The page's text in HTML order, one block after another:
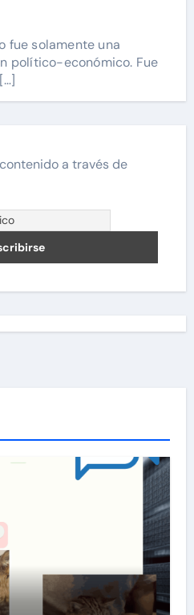
fue solamente una
político-económico. Fue
a través de